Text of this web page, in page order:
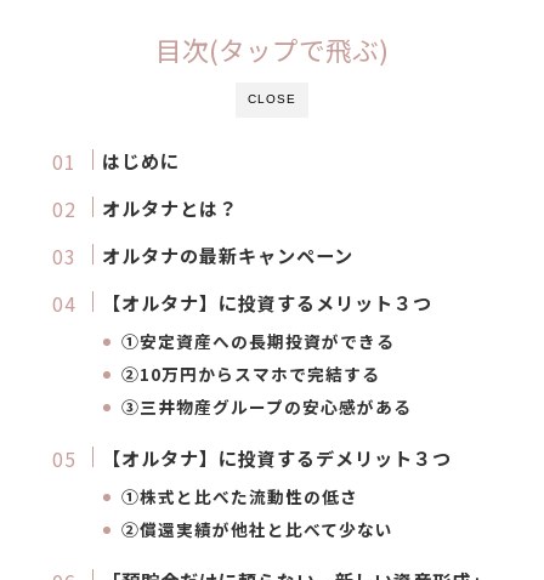
CLOSE
目次(タップで飛ぶ)
はじめに
オルタナとは？
オルタナの最新キャンペーン
【オルタナ】に投資するメリット３つ
①安定資産への長期投資ができる
②10万円からスマホで完結する
③三井物産グループの安心感がある
【オルタナ】に投資するデメリット３つ
①株式と比べた流動性の低さ
②償還実績が他社と比べて少ない